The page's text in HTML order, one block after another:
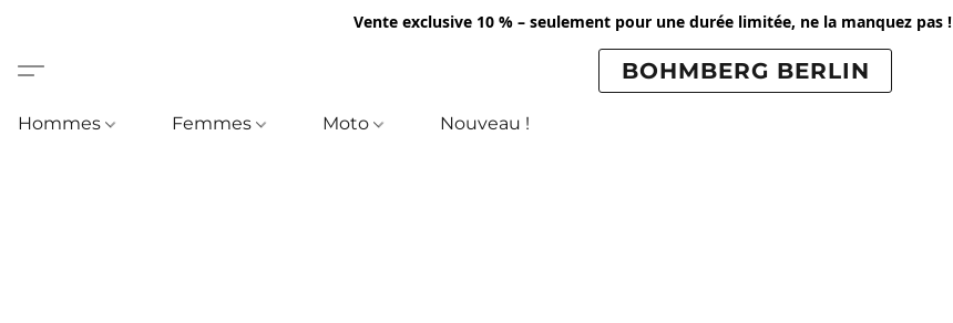
Vente exclusive 10 % – seulement pour une durée limitée, ne la manquez pas !
BOHMBERG BERLIN
Hommes Femmes Moto Nouveau !